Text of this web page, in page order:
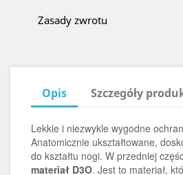
Zasady zwrotu
Opis Szczegóły
Lekkie i niezwykle wygodne
Anatomicznie ukształtowane,
do kształtu nogi. W przedniej
materiał D3O. Jest to materiał,